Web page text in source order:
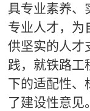
具专业素养、
专业人才，为
供坚实的人才
践，就铁路工
下的适配性、
了建设性意见。